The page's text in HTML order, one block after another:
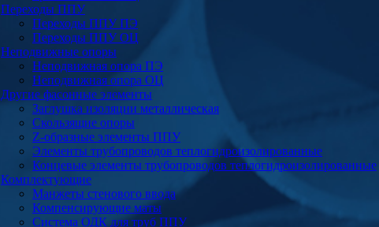
Переходы ППУ
Переходы ППУ ПЭ
Переходы ППУ ОЦ
Неподвижные опоры
Неподвижная опора ПЭ
Неподвижная опора ОЦ
Другие фасонные элементы
Заглушка изоляции металлическая
Скользящие опоры
Z-образные элементы ППУ
Элементы трубопроводов теплогидроизолированные
Концевые элементы трубопроводов теплогидроизолированные
Комплектующие
Манжеты стенового ввода
Компенсирующие маты
Система ОДК для труб ППУ